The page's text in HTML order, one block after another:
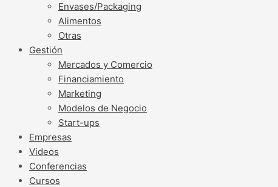
Envases/Packaging
Alimentos
Otras
Gestión
Mercados y Comercio
Financiamiento
Marketing
Modelos de Negocio
Start-ups
Empresas
Videos
Conferencias
Cursos